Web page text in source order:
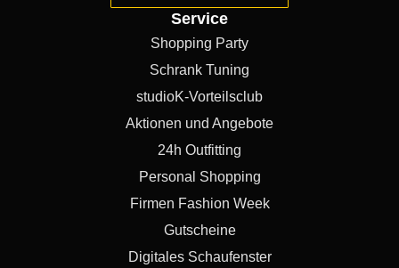
Service
Shopping Party
Schrank Tuning
studioK-Vorteilsclub
Aktionen und Angebote
24h Outfitting
Personal Shopping
Firmen Fashion Week
Gutscheine
Digitales Schaufenster